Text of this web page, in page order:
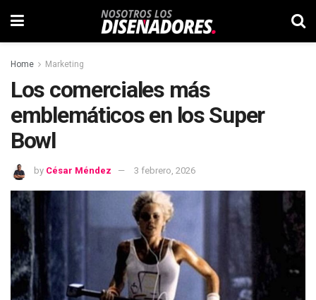
Home Marketing
Los comerciales más
emblemáticos en los Super
Bowl
by César Méndez 3 febrero, 2026